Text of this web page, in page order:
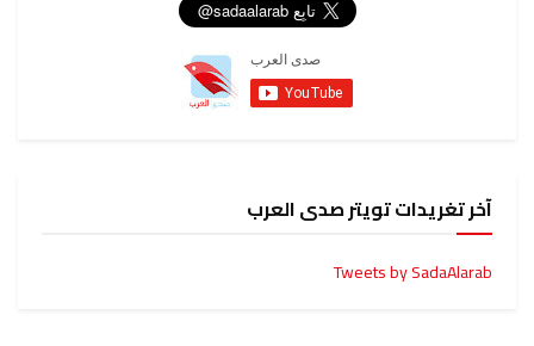
آخر تغريدات تويتر صدى العرب
Tweets by SadaAlarab